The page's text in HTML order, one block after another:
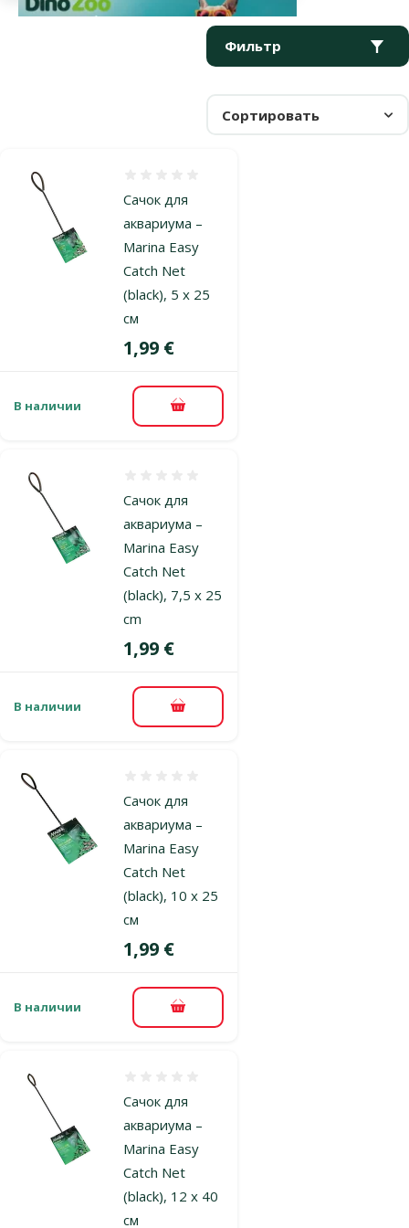
Фильтр
Сортировать
Продукты в категории Сачки для аквариума
Сачок для
аквариума –
Marina Easy
Catch Net
(black), 5 x 25
см
Цена
1,99 €
В наличии В корзину
Сачок для
аквариума –
Marina Easy
Catch Net
(black), 7,5 x 25
cm
Цена
1,99 €
В наличии В корзину
Сачок для
аквариума –
Marina Easy
Catch Net
(black), 10 x 25
см
Цена
1,99 €
В наличии В корзину
Сачок для
аквариума –
Marina Easy
Catch Net
(black), 12 x 40
см